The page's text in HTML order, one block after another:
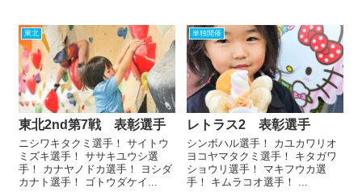
東北
東北2nd第7戦 表彰選手
ニシワキタクミ選手！ サイトウ
ミズキ選手！ ササキユウシ選
手！ カナヤノドカ選手！ ヨシダ
カナト選手！ ゴトウダケイ...
単独開催
レトラス2 表彰選手
シンボハル選手！ カユカワリオ
ヨコヤマタクミ選手！ キタガワ
ショウリ選手！ マキフウカ選
手！ キムラコオ選手！ ...